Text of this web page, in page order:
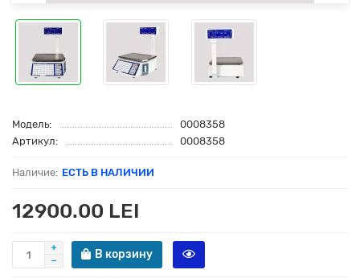
Модель:
0008358
Артикул:
0008358
ЕСТЬ В НАЛИЧИИ
12900.00 LEI
В корзину